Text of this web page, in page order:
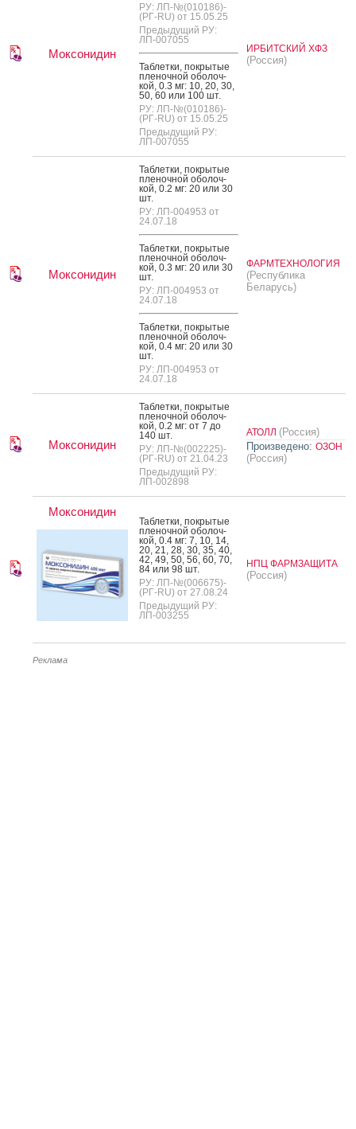
Моксонидин
РУ: ЛП-№(010186)-
(РГ-RU) от 15.05.25
Предыдущий РУ:
ЛП-007055
Таб­летки, пок­ры­тые
пле­ноч­ной обо­лоч­
кой, 0.3 мг: 10, 20, 30,
50, 60 или 100 шт.
РУ: ЛП-№(010186)-
(РГ-RU) от 15.05.25
Предыдущий РУ:
ЛП-007055
ИРБИТСКИЙ ХФЗ
(Россия)
Моксонидин
Таб­летки, пок­ры­тые
пле­ноч­ной обо­лоч­
кой, 0.2 мг: 20 или 30
шт.
РУ: ЛП-004953 от
24.07.18
Таб­летки, пок­ры­тые
пле­ноч­ной обо­лоч­
кой, 0.3 мг: 20 или 30
шт.
РУ: ЛП-004953 от
24.07.18
Таб­летки, пок­ры­тые
пле­ноч­ной обо­лоч­
кой, 0.4 мг: 20 или 30
шт.
РУ: ЛП-004953 от
24.07.18
ФАРМТЕХНОЛОГИЯ
(Республика
Беларусь)
Моксонидин
Таб­летки, пок­ры­тые
пле­ноч­ной обо­лоч­
кой, 0.2 мг: от 7 до
140 шт.
РУ: ЛП-№(002225)-
(РГ-RU) от 21.04.23
Предыдущий РУ:
ЛП-002898
АТОЛЛ (Россия)
Произведено: ОЗОН
(Россия)
Моксонидин
Таб­летки, пок­ры­тые
пле­ноч­ной обо­лоч­
кой, 0.4 мг: 7, 10, 14,
20, 21, 28, 30, 35, 40,
42, 49, 50, 56, 60, 70,
84 или 98 шт.
РУ: ЛП-№(006675)-
(РГ-RU) от 27.08.24
Предыдущий РУ:
ЛП-003255
НПЦ ФАРМЗАЩИТА
(Россия)
Реклама